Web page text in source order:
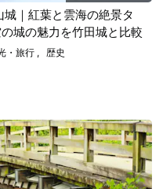
城｜紅葉と雲海の絶景タ
城の魅力を竹田城と比較
・旅行
歴史